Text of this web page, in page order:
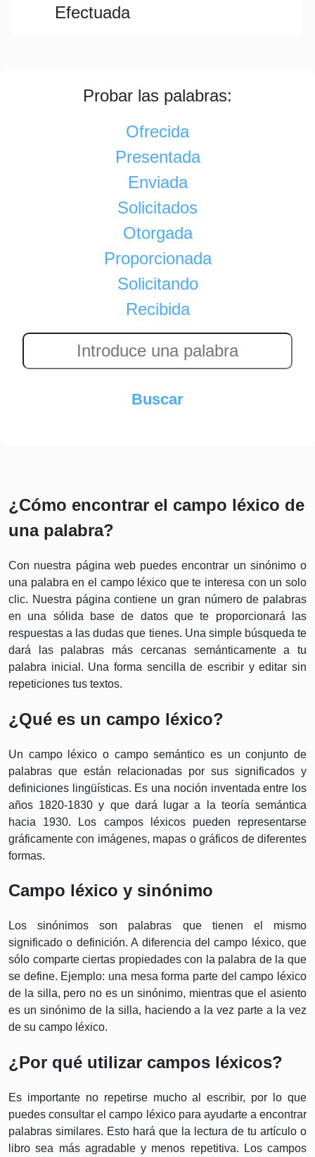
Efectuada
Probar las palabras:
Ofrecida
Presentada
Enviada
Solicitados
Otorgada
Proporcionada
Solicitando
Recibida
¿Cómo encontrar el campo léxico de
una palabra?
Con nuestra página web puedes encontrar un sinónimo o
una palabra en el campo léxico que te interesa con un solo
clic. Nuestra página contiene un gran número de palabras
en una sólida base de datos que te proporcionará las
respuestas a las dudas que tienes. Una simple búsqueda te
dará las palabras más cercanas semánticamente a tu
palabra inicial. Una forma sencilla de escribir y editar sin
repeticiones tus textos.
¿Qué es un campo léxico?
Un campo léxico o campo semántico es un conjunto de
palabras que están relacionadas por sus significados y
definiciones lingüísticas. Es una noción inventada entre los
años 1820-1830 y que dará lugar a la teoría semántica
hacia 1930. Los campos léxicos pueden representarse
gráficamente con imágenes, mapas o gráficos de diferentes
formas.
Campo léxico y sinónimo
Los sinónimos son palabras que tienen el mismo
significado o definición. A diferencia del campo léxico, que
sólo comparte ciertas propiedades con la palabra de la que
se define. Ejemplo: una mesa forma parte del campo léxico
de la silla, pero no es un sinónimo, mientras que el asiento
es un sinónimo de la silla, haciendo a la vez parte a la vez
de su campo léxico.
¿Por qué utilizar campos léxicos?
Es importante no repetirse mucho al escribir, por lo que
puedes consultar el campo léxico para ayudarte a encontrar
palabras similares. Esto hará que la lectura de tu artículo o
libro sea más agradable y menos repetitiva. Los campos